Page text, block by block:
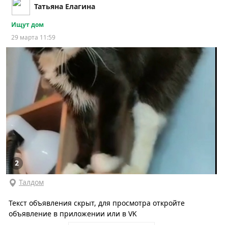
Татьяна Елагина
Ищут дом
29 марта 11:59
2
Талдом
Текст объявления скрыт, для просмотра откройте
объявление в приложении или в VK